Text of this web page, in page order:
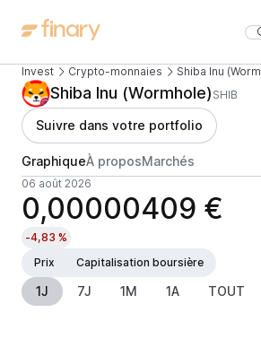
Invest Crypto-monnaies Shiba Inu
Shiba Inu (Wormhole) SHIB
Suivre dans votre portfolio
GraphiqueÀ proposMarchés
06 août 2026
0,00000409 €
-4,83 %
Prix
Capitalisation boursière
1J 7J 1M 1A TOUT